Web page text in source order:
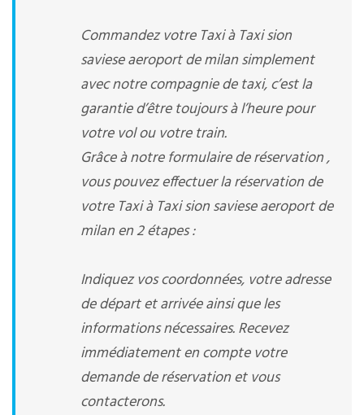
Commandez votre Taxi à Taxi sion
saviese aeroport de milan simplement
avec notre compagnie de taxi, c’est la
garantie d’être toujours à l’heure pour
votre vol ou votre train.
Grâce à notre formulaire de réservation ,
vous pouvez effectuer la réservation de
votre Taxi à Taxi sion saviese aeroport de
milan en 2 étapes :
Indiquez vos coordonnées, votre adresse
de départ et arrivée ainsi que les
informations nécessaires. Recevez
immédiatement en compte votre
demande de réservation et vous
contacterons.